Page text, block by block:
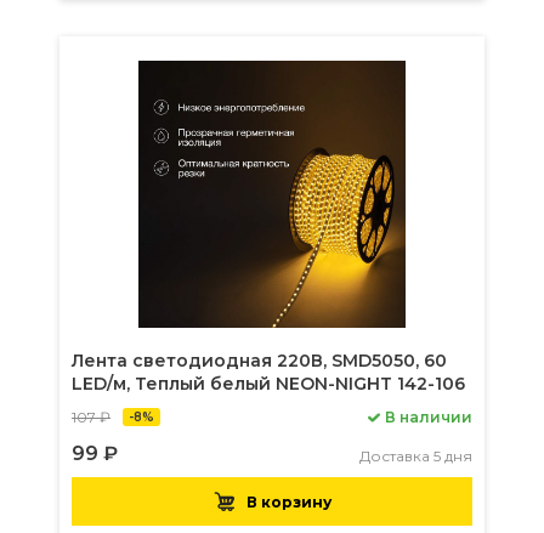
Лента светодиодная 220В, SMD5050, 60
LED/м, Теплый белый NEON-NIGHT 142-106
107 ₽ -8%
99 ₽
В наличии
Доставка 5 дня
В корзину